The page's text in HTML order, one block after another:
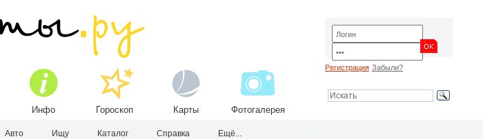
Инфо Гороскоп Карты Фотогалерея
Регистрация Забыли?
Авто Ищу Каталог Справка Ещё...